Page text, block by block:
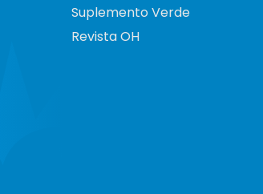
Suplemento Verde
Revista OH